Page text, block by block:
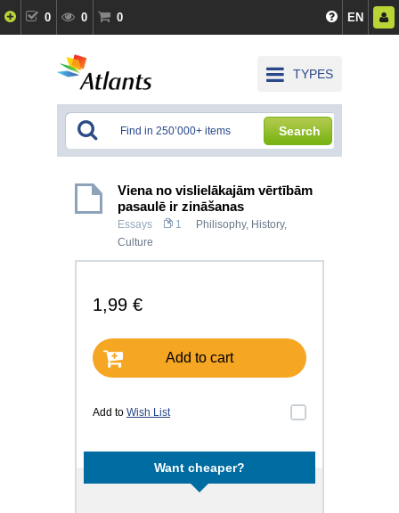
0 0 0 EN
TYPES
Search
Viena no vislielākajām vērtībām
pasaulē ir zināšanas
Essays 1 Philisophy, History,
Culture
1,99 €
Add to cart
Add to Wish List
Want cheaper?